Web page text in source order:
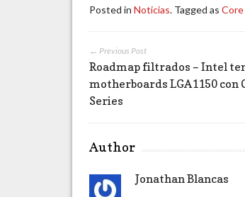
Posted inNoticias. Tagged as
← Previous Post
Roadmap filtrados – Intel
motherboards LGA1150 con
Series
Author
Jonathan Blancas